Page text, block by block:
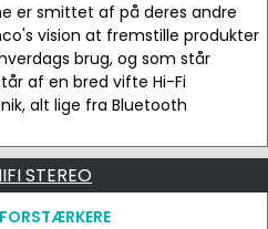
er smittet af på deres andre
vision at fremstille produkter
brug, og som står
af en bred vifte Hi-Fi
alt lige fra Bluetooth
STEREO